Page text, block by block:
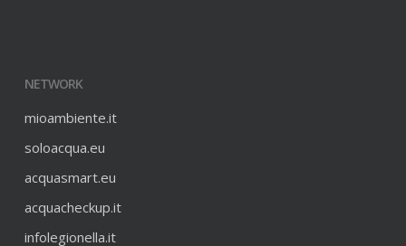
NETWORK
mioambiente.it
soloacqua.eu
acquasmart.eu
acquacheckup.it
infolegionella.it